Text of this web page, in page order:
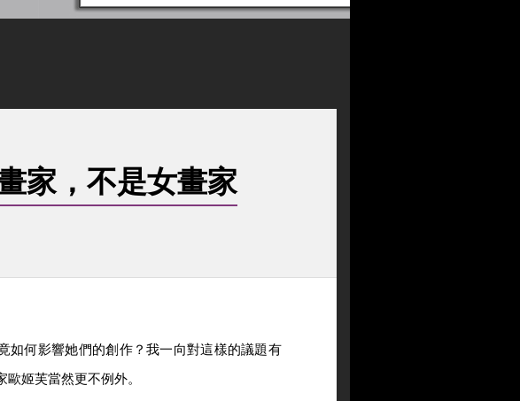
家，不是女畫家
如何影響她們的創作？我一向對這樣的議題有
姬芙當然更不例外。